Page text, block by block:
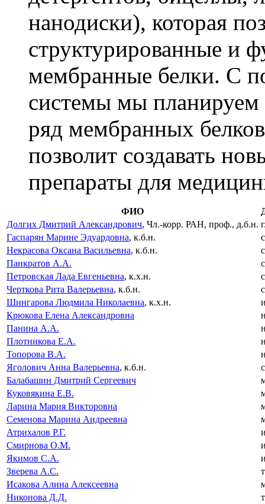
нанодиски), которая
структурированные и
мембранные белки. С
системы мы
ряд мембранных
позволит создавать
препараты для
ФИО
Долгих Дмитрий Александрович, Чл.-корр. РАН, проф., д.б.н.
Гаспарян Марине Эдуардовна, к.б.н.
Некрасова Оксана Васильевна, к.б.н.
Панкратов А.А.
Петровская Лада Евгеньевна, к.х.н.
Черткова Рита Валерьевна, к.б.н.
Шингарова Людмила Николаевна, к.х.н.
Крюкова Елена Александровна
Панина А.А.
Плотникова Е.А.
Топорова В.А.
Яголович Анна Валерьевна, к.б.н.
Балабашин Дмитрий Сергеевич
Куковякина Е.В.
Ларина Мария Викторовна
Семенова Марина Андреевна
Атрихалов Р.Г.
Смирнова О.М.
Якимов С.А.
Зверева А.С.
Исакова Алина Алексеевна
Никонова Д.Д.